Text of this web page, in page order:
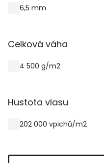
6,5 mm
Celková váha
4 500 g/m2
Hustota vlasu
202 000 vpichů/m2